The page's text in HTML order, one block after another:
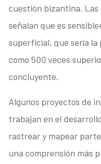
cuestión bizantina. Las
señalan que es
superficial, que sería la
como 500 veces
concluyente.
Algunos proyectos de
trabajan en el
rastrear y mapear
una comprensión más